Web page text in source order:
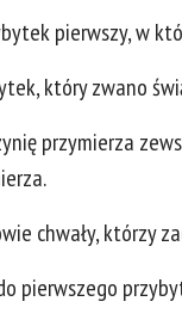
pierwszy, w
który zwano
przymierza
chwały, którzy
pierwszego